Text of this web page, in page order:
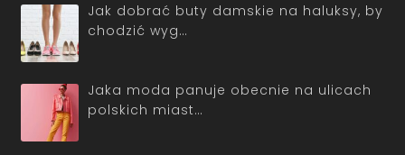
Jak dobrać buty damskie na haluksy, by
chodzić wyg…
Jaka moda panuje obecnie na ulicach
polskich miast…